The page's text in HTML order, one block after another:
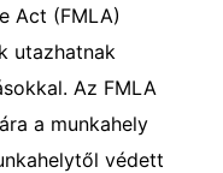
Act (FMLA)
utazhatnak
Az FMLA
a munkahely
védett